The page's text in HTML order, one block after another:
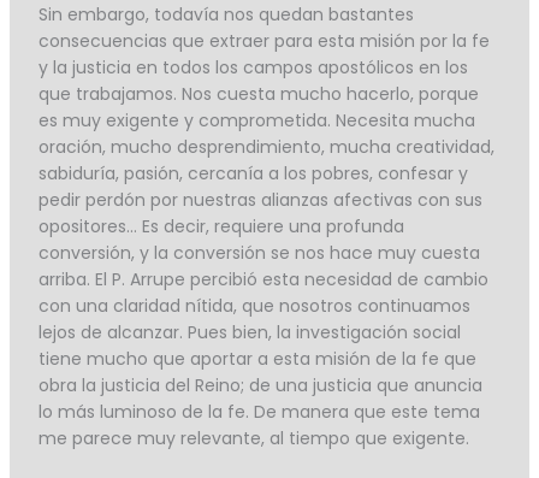
Sin embargo, todavía nos quedan bastantes
consecuencias que extraer para esta misión por la fe
y la justicia en todos los campos apostólicos en los
que trabajamos. Nos cuesta mucho hacerlo, porque
es muy exigente y comprometida. Necesita mucha
oración, mucho desprendimiento, mucha creatividad,
sabiduría, pasión, cercanía a los pobres, confesar y
pedir perdón por nuestras alianzas afectivas con sus
opositores… Es decir, requiere una profunda
conversión, y la conversión se nos hace muy cuesta
arriba. El P. Arrupe percibió esta necesidad de cambio
con una claridad nítida, que nosotros continuamos
lejos de alcanzar. Pues bien, la investigación social
tiene mucho que aportar a esta misión de la fe que
obra la justicia del Reino; de una justicia que anuncia
lo más luminoso de la fe. De manera que este tema
me parece muy relevante, al tiempo que exigente.